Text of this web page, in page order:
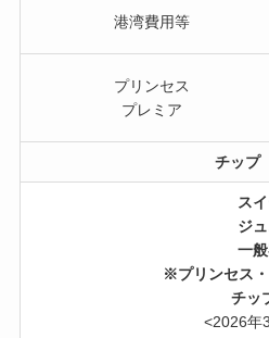
港湾費用等
プリンセス
プレミア
チップ
ス
ジ
一
※プリンセス
チッ
<2026年